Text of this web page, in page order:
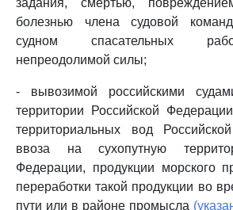
задания, смертью,
болезнью члена судовой
судном спасательных
непреодолимой силы;
- вывозимой российскими
территории Российской
территориальных вод
ввоза на сухопутную
Федерации, продукции морского
переработки такой продукции во
пути или в районе промысла